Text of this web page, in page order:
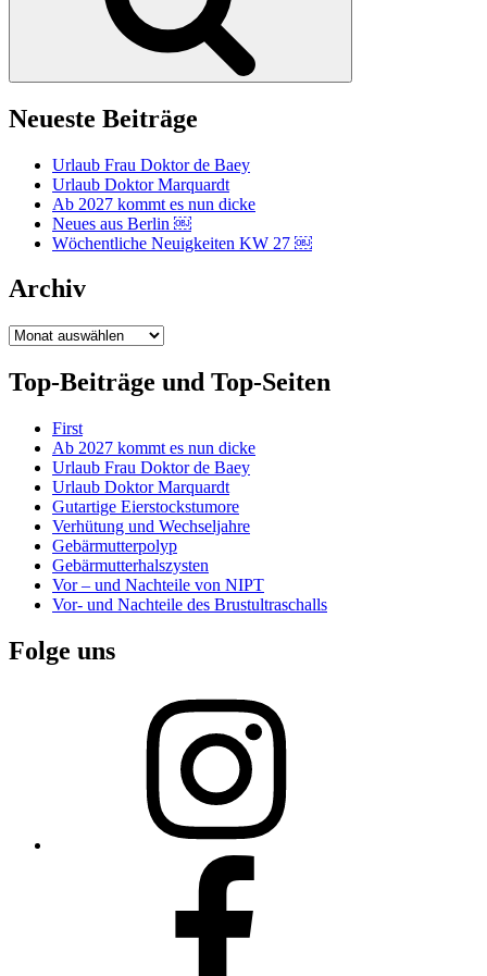
Neueste Beiträge
Urlaub Frau Doktor de Baey
Urlaub Doktor Marquardt
Ab 2027 kommt es nun dicke
Neues aus Berlin ￼
Wöchentliche Neuigkeiten KW 27 ￼
Archiv
Archiv
Top-Beiträge und Top-Seiten
First
Ab 2027 kommt es nun dicke
Urlaub Frau Doktor de Baey
Urlaub Doktor Marquardt
Gutartige Eierstockstumore
Verhütung und Wechseljahre
Gebärmutterpolyp
Gebärmutterhalszysten
Vor – und Nachteile von NIPT
Vor- und Nachteile des Brustultraschalls
Folge uns